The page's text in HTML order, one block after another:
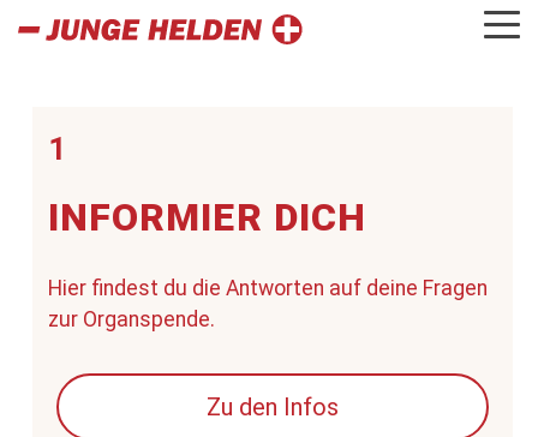
1
INFORMIER DICH
Hier findest du die Antworten auf deine Fragen
zur Organspende.
Zu den Infos